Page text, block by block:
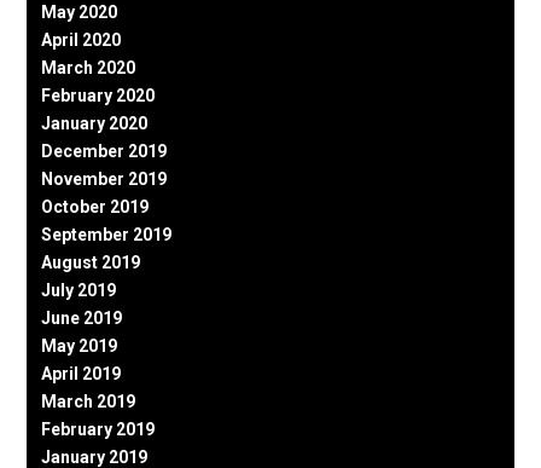
May 2020
April 2020
March 2020
February 2020
January 2020
December 2019
November 2019
October 2019
September 2019
August 2019
July 2019
June 2019
May 2019
April 2019
March 2019
February 2019
January 2019